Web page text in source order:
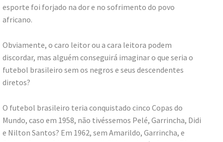
esporte foi forjado na dor e no sofrimento do povo
africano.
Obviamente, o caro leitor ou a cara leitora podem
discordar, mas alguém conseguirá imaginar o que seria o
futebol brasileiro sem os negros e seus descendentes
diretos?
O futebol brasileiro teria conquistado cinco Copas do
Mundo, caso em 1958, não tivéssemos Pelé, Garrincha, Didi
e Nilton Santos? Em 1962, sem Amarildo, Garrincha, e